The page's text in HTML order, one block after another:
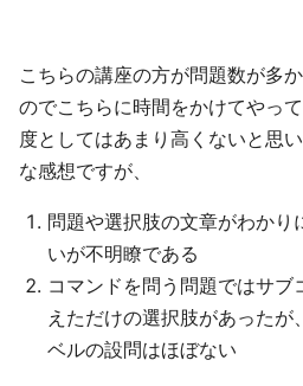
こちらの講座の方が問題数が多
のでこちらに時間をかけてやっ
度としてはあまり高くないと思
な感想ですが、
問題や選択肢の文章がわかり
いが不明瞭である
コマンドを問う問題ではサ
えただけの選択肢があったが
ベルの設問はほぼない